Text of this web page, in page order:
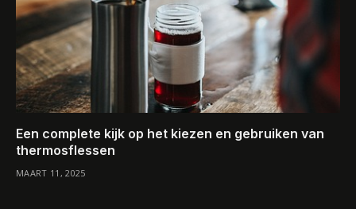
Een complete kijk op het kiezen en gebruiken van
thermosflessen
MAART 11, 2025